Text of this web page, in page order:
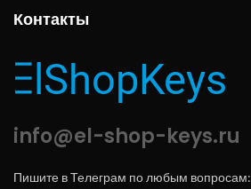
Контакты
info@el-shop-keys.ru
Пишите в Телеграм по любым вопросам: